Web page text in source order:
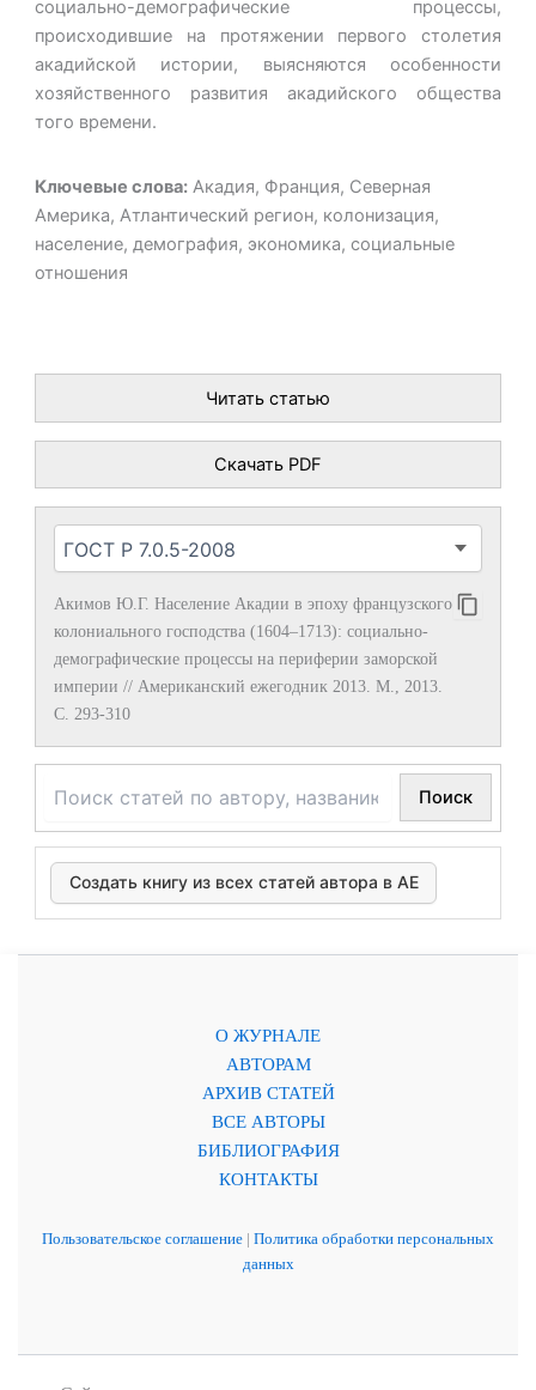
социально-демографические процессы,
происходившие на протяжении первого столетия
акадийской истории, выясняются особенности
хозяйственного развития акадийского общества
того времени.
Ключевые слова: Акадия, Франция, Северная
Америка, Атлантический регион, колонизация,
население, демография, экономика, социальные
отношения
Читать статью
Скачать PDF
Акимов Ю.Г. Население Акадии в эпоху французского
колониального господства (1604–1713): социально-
демографические процессы на периферии заморской
империи // Американский ежегодник 2013. М., 2013.
С. 293-310
Поиск
Создать книгу из всех статей автора в АЕ
О ЖУРНАЛЕ
АВТОРАМ
АРХИВ СТАТЕЙ
ВСЕ АВТОРЫ
БИБЛИОГРАФИЯ
КОНТАКТЫ
Пользовательское соглашение | Политика обработки персональных
данных